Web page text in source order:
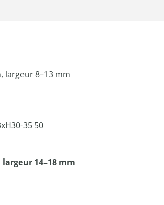
largeur 8–13 mm
35 50
14–18 mm